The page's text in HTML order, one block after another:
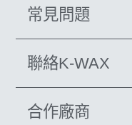
常見問題
聯絡K-WAX
合作廠商